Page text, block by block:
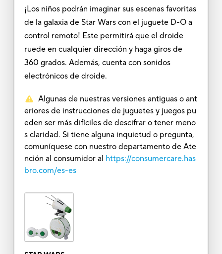
¡Los niños podrán imaginar sus escenas favoritas
de la galaxia de Star Wars con el juguete D-O a
control remoto! Este permitirá que el droide
ruede en cualquier dirección y haga giros de
360 grados. Además, cuenta con sonidos
electrónicos de droide.
Algunas de nuestras versiones antiguas o ant
eriores de instrucciones de juguetes y juegos pu
eden ser más difíciles de descifrar o tener meno
s claridad. Si tiene alguna inquietud o pregunta,
comuníquese con nuestro departamento de Ate
nción al consumidor al https://consumercare.has
bro.com/es-es